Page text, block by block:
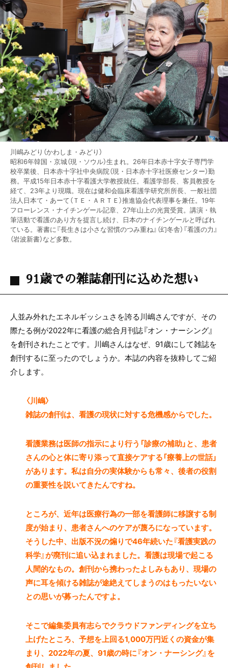
川嶋みどり（かわしま・みどり）
昭和6年韓国・京城（現・ソウル）生まれ。26年日本赤十字女子専門学
校卒業後、日本赤十字社中央病院（現・日本赤十字社医療センター）勤
務。平成15年日本赤十字看護大学教授就任。看護学部長、客員教授を
経て、23年より現職。現在は健和会臨床看護学研究所所長、一般社団
法人日本て・あーて（ＴＥ・ＡＲＴＥ）推進協会代表理事を兼任。19年
フローレンス・ナイチンゲール記章、27年山上の光賞受賞。講演・執
筆活動で看護のあり方を提言し続け、日本のナイチンゲールと呼ばれ
ている。著書に『長生きは小さな習慣のつみ重ね』（幻冬舎）『看護の力』
（岩波新書）など多数。
91歳での雑誌創刊に込めた想い
人並み外れたエネルギッシュさを誇る川嶋さんですが、その
際たる例が2022年に看護の総合月刊誌『オン・ナーシング』
を創刊されたことです。川嶋さんはなぜ、91歳にして雑誌を
創刊するに至ったのでしょうか。本誌の内容を抜粋してご紹
介します。
〈川嶋〉
雑誌の創刊は、看護の現状に対する危機感からでした。
看護業務は医師の指示により行う「診療の補助」と、患者
さんの心と体に寄り添って直接ケアする「療養上の世話」
があります。私は自分の実体験からも常々、後者の役割
の重要性を説いてきたんですね。
ところが、近年は医療行為の一部を看護師に移譲する制
度が始まり、患者さんへのケアが蔑ろになっています。
そうした中、出版不況の煽りで46年続いた『看護実践の
科学』が廃刊に追い込まれました。看護は現場で起こる
人間的なもの。創刊から携わったよしみもあり、現場の
声に耳を傾ける雑誌が途絶えてしまうのはもったいない
との思いが募ったんですよ。
そこで編集委員有志らでクラウドファンディングを立ち
上げたところ、予想を上回る1,000万円近くの資金が集
まり、2022年の夏、91歳の時に『オン・ナーシング』を